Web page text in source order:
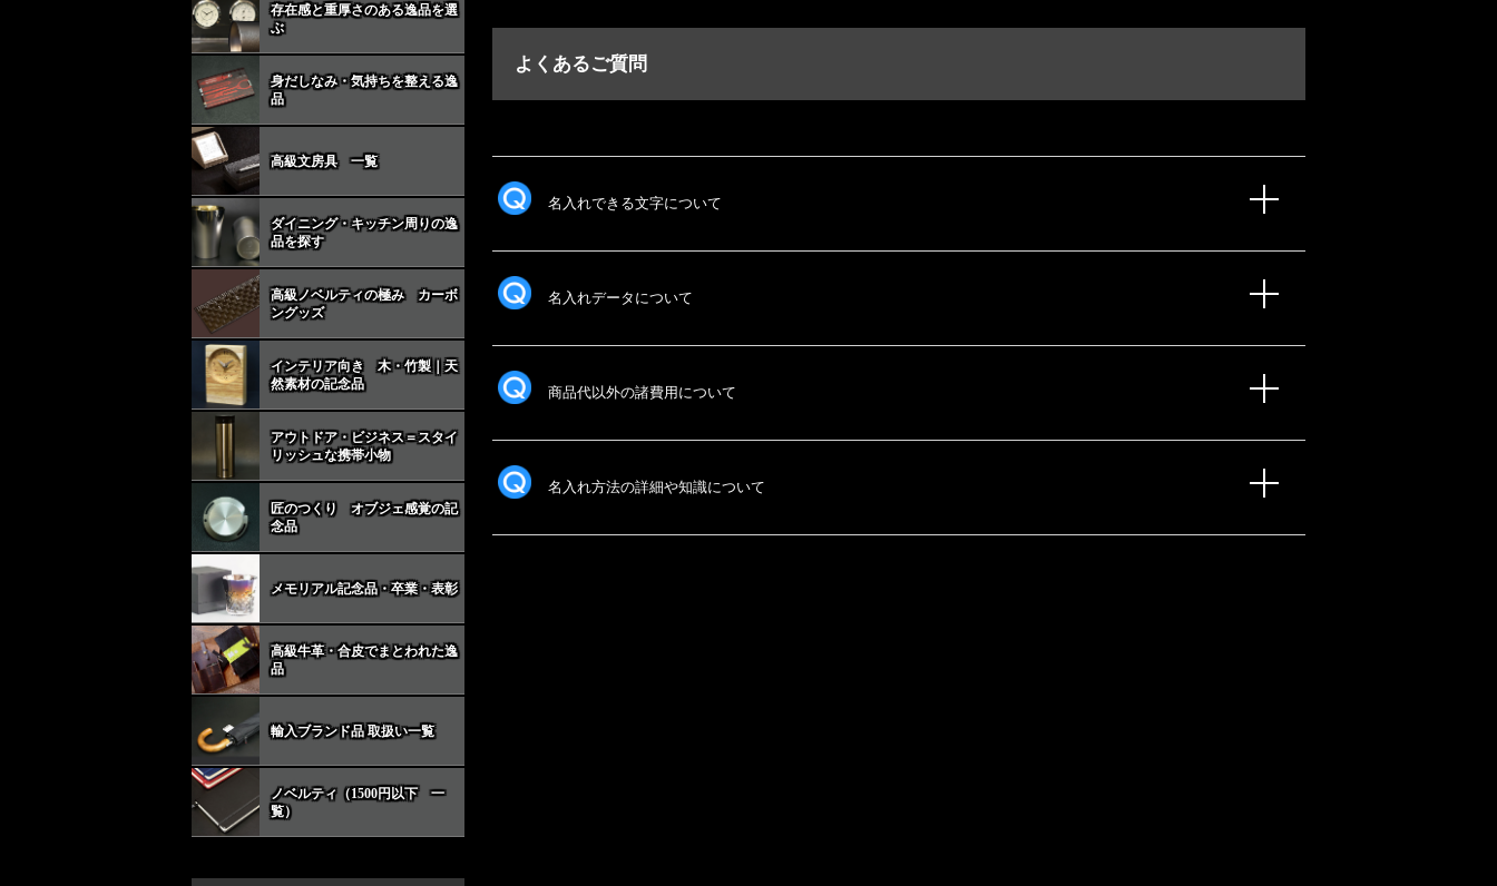
よくあるご質問
名入れできる文字について
名入れデータについて
商品代以外の諸費用について
名入れ方法の詳細や知識について
存在感と重厚さのある逸品を選
ぶ
身だしなみ・気持ちを整える逸
品
高級文房具 一覧
ダイニング・キッチン周りの逸
品を探す
高級ノベルティの極み カーボ
ングッズ
インテリア向き 木・竹製｜天
然素材の記念品
アウトドア・ビジネス＝スタイ
リッシュな携帯小物
匠のつくり オブジェ感覚の記
念品
メモリアル記念品・卒業・表彰
高級牛革・合皮でまとわれた逸
品
輸入ブランド品 取扱い一覧
ノベルティ（1500円以下 一
覧）